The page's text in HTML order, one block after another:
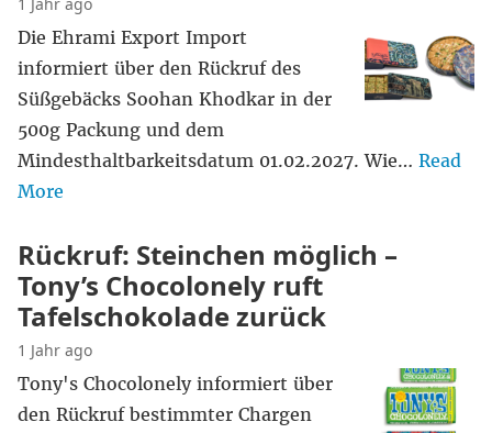
Die Ehrami Export Import
informiert über den Rückruf des
Süßgebäcks Soohan Khodkar in der
500g Packung und dem
Mindesthaltbarkeitsdatum 01.02.2027. Wie… Read
More
Rückruf: Steinchen möglich –
Tony’s Chocolonely ruft
Tafelschokolade zurück
1 Jahr ago
Tony's Chocolonely informiert über
den Rückruf bestimmter Chargen